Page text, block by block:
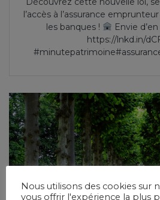
l’accès à l’assurance
les banques !
Envie
https://lnkd.in/
Nous utilisons des cookies sur
vous offrir l'expérience la plus